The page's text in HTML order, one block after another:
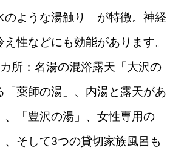
のような湯触り」が特徴。神経
え性などにも効能があります。
所：名湯の混浴露天「大沢の
「薬師の湯」、内湯と露天があ
、「豊沢の湯」、女性専用の
、そして3つの貸切家族風呂も